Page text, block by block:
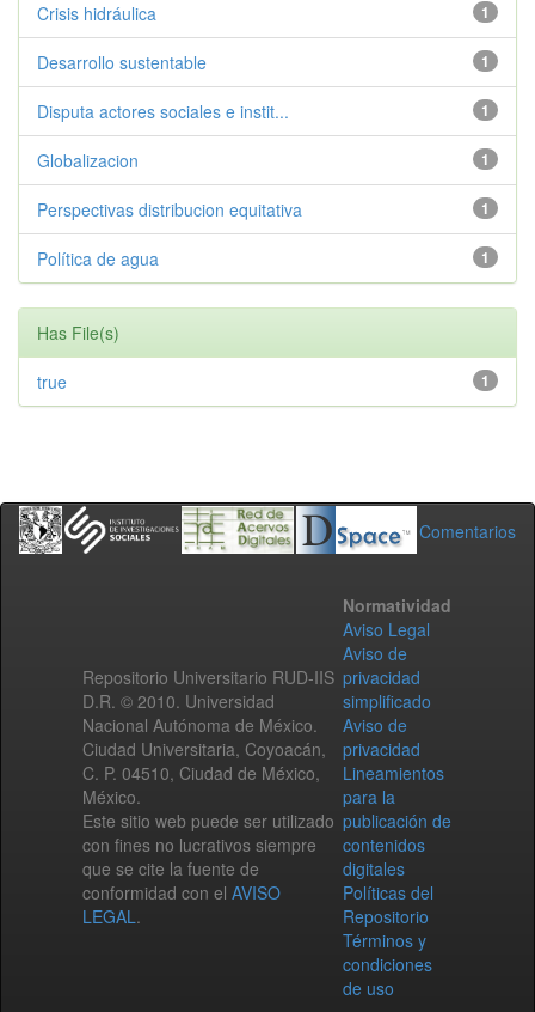
1
Crisis hidráulica
1
Desarrollo sustentable
1
Disputa actores sociales e instit...
1
Globalizacion
1
Perspectivas distribucion equitativa
1
Política de agua
Has File(s)
1
true
Comentarios
Repositorio Universitario RUD-IIS
D.R. © 2010. Universidad
Nacional Autónoma de México.
Ciudad Universitaria, Coyoacán,
C. P. 04510, Ciudad de México,
México.
Este sitio web puede ser utilizado
con fines no lucrativos siempre
que se cite la fuente de
conformidad con el AVISO
LEGAL.
Normatividad
Aviso Legal
Aviso de
privacidad
simplificado
Aviso de
privacidad
Lineamientos
para la
publicación de
contenidos
digitales
Políticas del
Repositorio
Términos y
condiciones
de uso